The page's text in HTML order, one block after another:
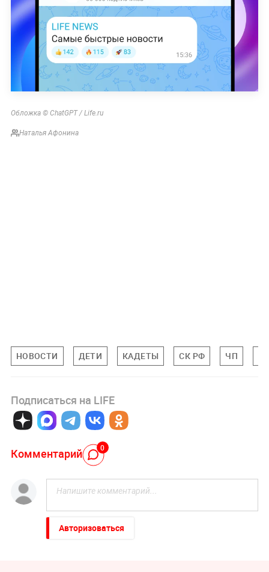
Обложка © ChatGPT / Life.ru
Наталья Афонина
НОВОСТИ ДЕТИ КАДЕТЫ СК РФ ЧП
Подписаться на LIFE
Комментарий 0
Авторизоваться